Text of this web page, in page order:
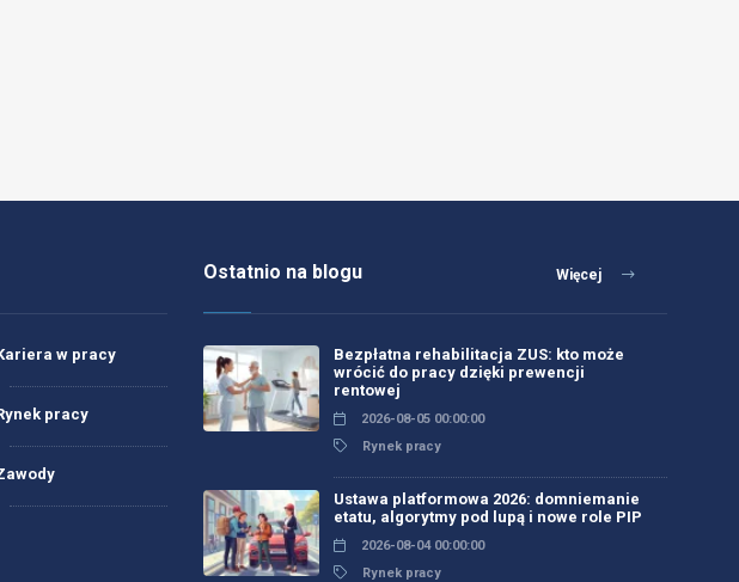
w pracy
pracy
Ostatnio na blogu Więcej
Bezpłatna rehabilitacja ZUS: kto może
wrócić do pracy dzięki prewencji
rentowej
2026-08-05 00:00:00
Rynek pracy
Ustawa platformowa 2026: domniemanie
etatu, algorytmy pod lupą i nowe role PIP
2026-08-04 00:00:00
Rynek pracy